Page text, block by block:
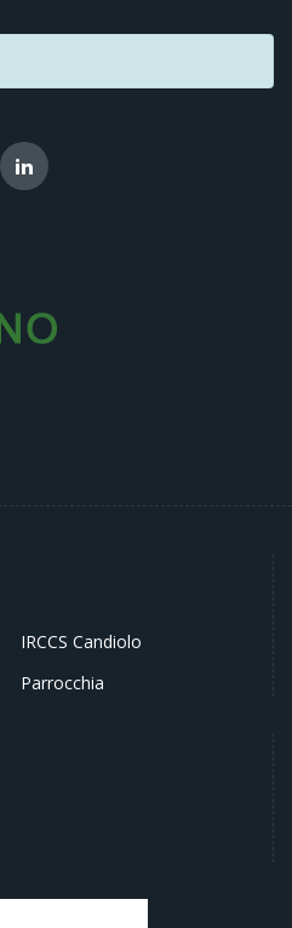
IRCCS Candiolo
Parrocchia